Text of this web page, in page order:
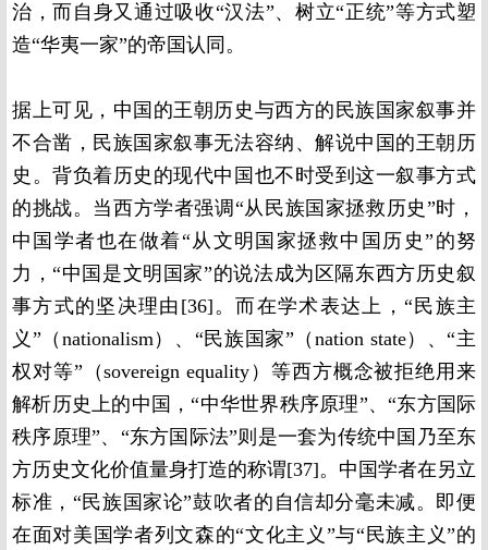
治，而自身又通过吸收“汉法”、树立“正统”等方式塑
造“华夷一家”的帝国认同。
据上可见，中国的王朝历史与西方的民族国家叙事并
不合凿，民族国家叙事无法容纳、解说中国的王朝历
史。背负着历史的现代中国也不时受到这一叙事方式
的挑战。当西方学者强调“从民族国家拯救历史”时，
中国学者也在做着“从文明国家拯救中国历史”的努
力，“中国是文明国家”的说法成为区隔东西方历史叙
事方式的坚决理由[36]。而在学术表达上，“民族主
义”（nationalism）、“民族国家”（nation state）、“主
权对等”（sovereign equality）等西方概念被拒绝用来
解析历史上的中国，“中华世界秩序原理”、“东方国际
秩序原理”、“东方国际法”则是一套为传统中国乃至东
方历史文化价值量身打造的称谓[37]。中国学者在另立
标准，“民族国家论”鼓吹者的自信却分毫未减。即便
在面对美国学者列文森的“文化主义”与“民族主义”的